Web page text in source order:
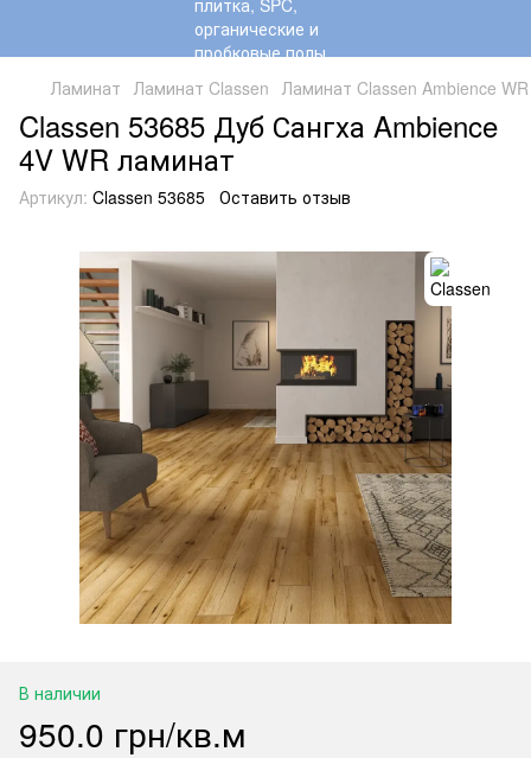
Ламинат Ламинат Classen Ламинат Classen Ambience
Classen 53685 Дуб Сангха Ambience
4V WR ламинат
Артикул: Classen 53685 Оставить отзыв
В наличии
950.0 грн/кв.м